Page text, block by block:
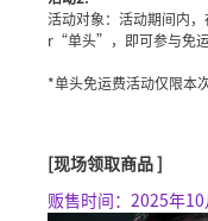
活动对象：活动期间内
r“单头”，即可参与免运
*单头免运费活动仅限本
[现场领取商品 ]
贩售时间：2025年